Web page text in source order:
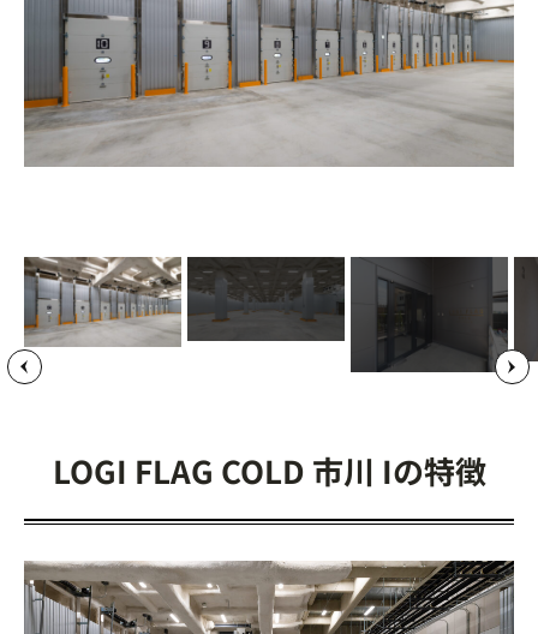
LOGI FLAG COLD 市川 Iの特徴